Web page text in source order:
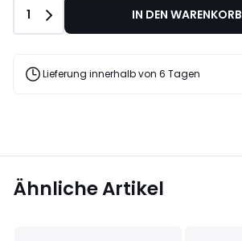
Anzahl
1 IN DEN WARENKORB
Lieferung innerhalb von 6 Tagen
Ähnliche Artikel